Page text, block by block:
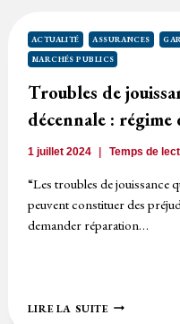
ACTUALITÉ ASSURANCES
MARCHÉS PUBLICS
Troubles de
décennale :
1 juillet 2024 Temps de
“Les troubles de jouissance
peuvent constituer des
demander réparation…
LIRE LA SUITETROUBLES